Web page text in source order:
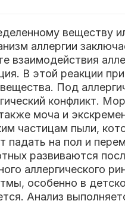
веществу
аллергии
взаимодействия
В этой реакции
Под
конфликт.
моча и
частицам пыли,
падать на пол и
развиваются
аллергического
особенно в
Анализ